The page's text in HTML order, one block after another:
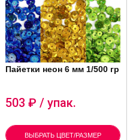
Пайетки неон 6 мм 1/500 гр
503 ₽ / упак.
ВЫБРАТЬ ЦВЕТ/РАЗМЕР